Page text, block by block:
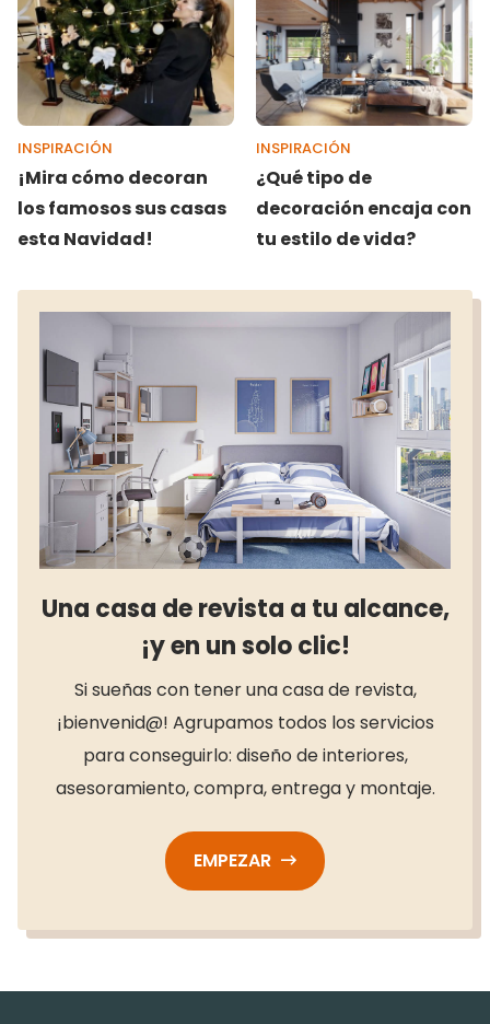
INSPIRACIÓN
¡Mira cómo decoran
los famosos sus casas
esta Navidad!
INSPIRACIÓN
¿Qué tipo de
decoración encaja con
tu estilo de vida?
Una casa de revista a tu alcance,
¡y en un solo clic!
Si sueñas con tener una casa de revista,
¡bienvenid@! Agrupamos todos los servicios
para conseguirlo: diseño de interiores,
asesoramiento, compra, entrega y montaje.
EMPEZAR